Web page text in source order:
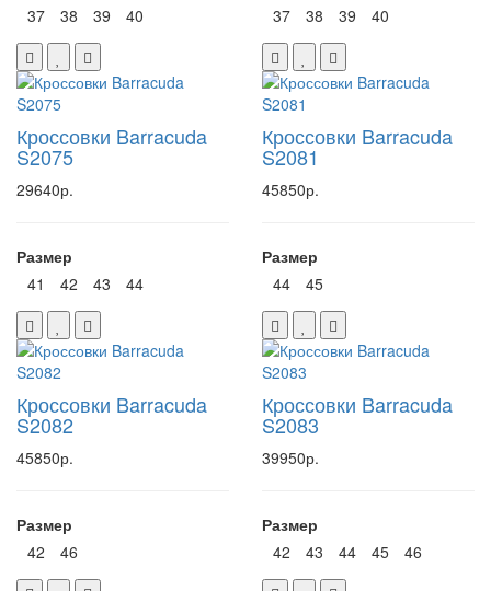
37
38 39 40
37
38 39 40
Кроссовки Barracuda
S2075
29640р.
Размер
41
42 43 44
Кроссовки Barracuda
S2081
45850р.
Размер
44
45
Кроссовки Barracuda
S2082
45850р.
Размер
42
46
Кроссовки Barracuda
S2083
39950р.
Размер
42
43 44 45 46